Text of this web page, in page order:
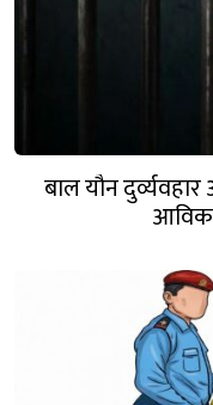
बाल यौन